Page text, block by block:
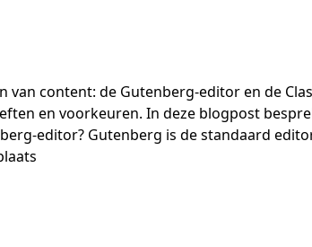
content: de Gutenberg-editor en de
en voorkeuren. In deze blogpost
editor? Gutenberg is de standaard